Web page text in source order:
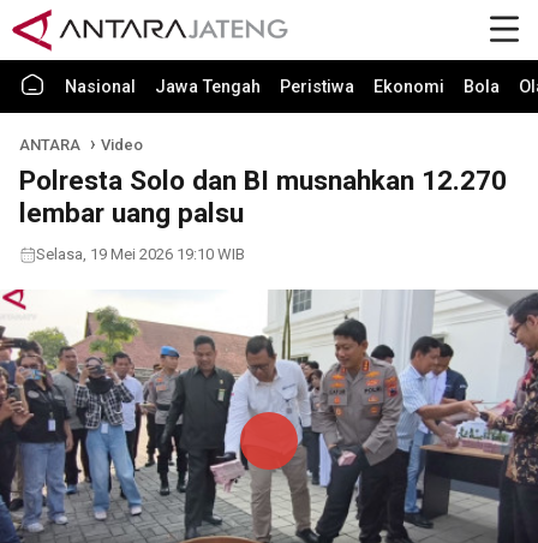
Nasional Jawa Tengah Peristiwa Ekonomi Bola
ANTARA Video
Polresta Solo dan BI musnahkan 12.270
lembar uang palsu
Selasa, 19 Mei 2026 19:10 WIB
Play